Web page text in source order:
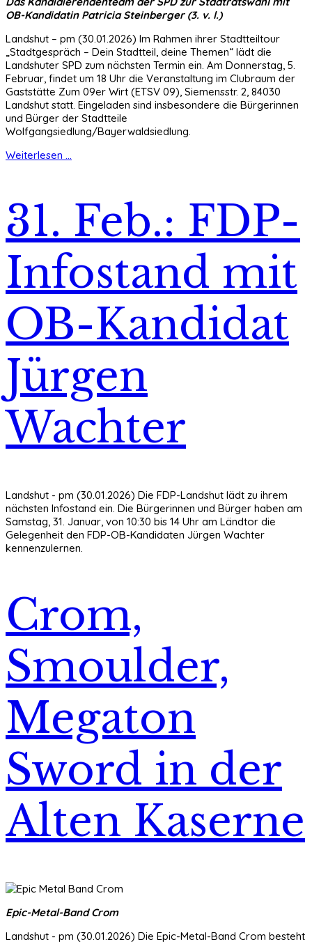
OB-Kandidatin Patricia Steinberger (3. v. l.)
Landshut – pm (30.01.2026) Im Rahmen ihrer Stadtteiltour
„Stadtgespräch – Dein Stadtteil, deine Themen“ lädt die
Landshuter SPD zum nächsten Termin ein. Am Donnerstag, 5.
Februar, findet um 18 Uhr die Veranstaltung im Clubraum der
Gaststätte Zum 09er Wirt (ETSV 09), Siemensstr. 2, 84030
Landshut statt. Eingeladen sind insbesondere die Bürgerinnen
und Bürger der Stadtteile
Wolfgangsiedlung/Bayerwaldsiedlung.
Weiterlesen ...
31. Feb.: FDP-
Infostand mit
OB-Kandidat
Jürgen
Wachter
Landshut - pm (30.01.2026) Die FDP-Landshut lädt zu ihrem
nächsten Infostand ein. Die Bürgerinnen und Bürger haben am
Samstag, 31. Januar, von 10:30 bis 14 Uhr am Ländtor die
Gelegenheit den FDP-OB-Kandidaten Jürgen Wachter
kennenzulernen.
Crom,
Smoulder,
Megaton
Sword in der
Alten Kaserne
Epic-Metal-Band Crom
Landshut - pm (30.01.2026) Die Epic-Metal-Band Crom besteht